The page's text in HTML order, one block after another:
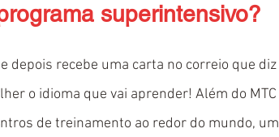
superintensivo?
depois recebe uma carta no correio que diz
o idioma que vai aprender! Além do MTC
de treinamento ao redor do mundo, um